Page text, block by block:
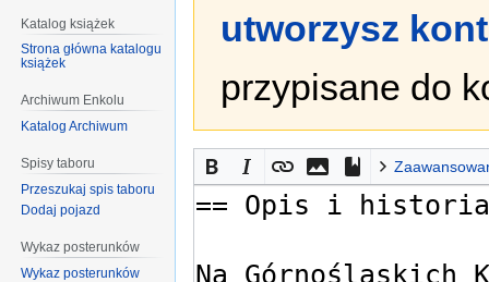
utworzysz
przypisane do
Katalog książek
Strona główna katalogu
książek
Archiwum Enkolu
Katalog Archiwum
Spisy taboru
Przeszukaj spis taboru
Dodaj pojazd
Wykaz posterunków
Wykaz posterunków